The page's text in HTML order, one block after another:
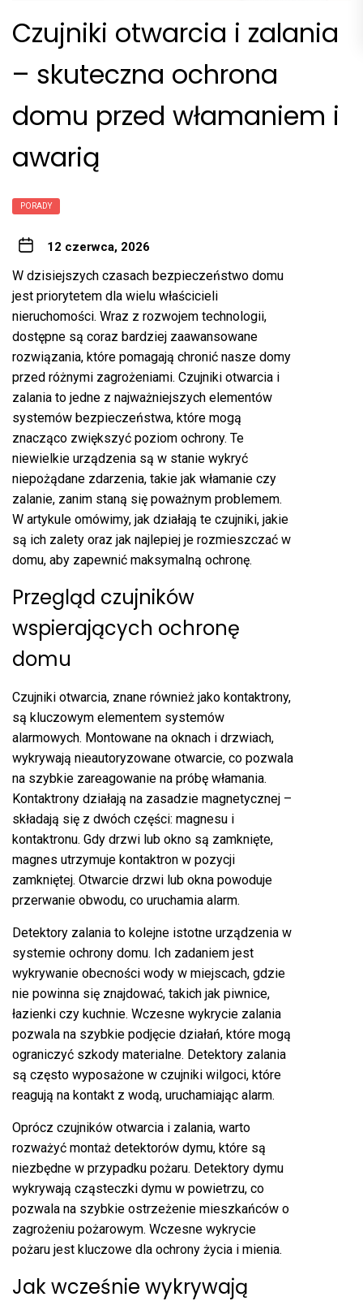
Czujniki otwarcia i zalania
– skuteczna ochrona
domu przed włamaniem i
awarią
PORADY
12 czerwca, 2026
W dzisiejszych czasach bezpieczeństwo domu
jest priorytetem dla wielu właścicieli
nieruchomości. Wraz z rozwojem technologii,
dostępne są coraz bardziej zaawansowane
rozwiązania, które pomagają chronić nasze domy
przed różnymi zagrożeniami. Czujniki otwarcia i
zalania to jedne z najważniejszych elementów
systemów bezpieczeństwa, które mogą
znacząco zwiększyć poziom ochrony. Te
niewielkie urządzenia są w stanie wykryć
niepożądane zdarzenia, takie jak włamanie czy
zalanie, zanim staną się poważnym problemem.
W artykule omówimy, jak działają te czujniki, jakie
są ich zalety oraz jak najlepiej je rozmieszczać w
domu, aby zapewnić maksymalną ochronę.
Przegląd czujników
wspierających ochronę
domu
Czujniki otwarcia, znane również jako kontaktrony,
są kluczowym elementem systemów
alarmowych. Montowane na oknach i drzwiach,
wykrywają nieautoryzowane otwarcie, co pozwala
na szybkie zareagowanie na próbę włamania.
Kontaktrony działają na zasadzie magnetycznej –
składają się z dwóch części: magnesu i
kontaktronu. Gdy drzwi lub okno są zamknięte,
magnes utrzymuje kontaktron w pozycji
zamkniętej. Otwarcie drzwi lub okna powoduje
przerwanie obwodu, co uruchamia alarm.
Detektory zalania to kolejne istotne urządzenia w
systemie ochrony domu. Ich zadaniem jest
wykrywanie obecności wody w miejscach, gdzie
nie powinna się znajdować, takich jak piwnice,
łazienki czy kuchnie. Wczesne wykrycie zalania
pozwala na szybkie podjęcie działań, które mogą
ograniczyć szkody materialne. Detektory zalania
są często wyposażone w czujniki wilgoci, które
reagują na kontakt z wodą, uruchamiając alarm.
Oprócz czujników otwarcia i zalania, warto
rozważyć montaż detektorów dymu, które są
niezbędne w przypadku pożaru. Detektory dymu
wykrywają cząsteczki dymu w powietrzu, co
pozwala na szybkie ostrzeżenie mieszkańców o
zagrożeniu pożarowym. Wczesne wykrycie
pożaru jest kluczowe dla ochrony życia i mienia.
Jak wcześnie wykrywają